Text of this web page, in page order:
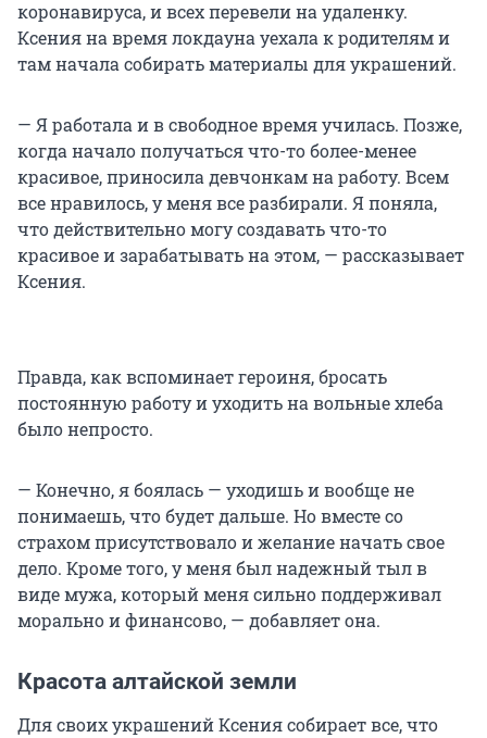
коронавируса, и всех перевели на удаленку.
Ксения на время локдауна уехала к родителям и
там начала собирать материалы для украшений.
— Я работала и в свободное время училась. Позже,
когда начало получаться что-то более-менее
красивое, приносила девчонкам на работу. Всем
все нравилось, у меня все разбирали. Я поняла,
что действительно могу создавать что-то
красивое и зарабатывать на этом, — рассказывает
Ксения.
Правда, как вспоминает героиня, бросать
постоянную работу и уходить на вольные хлеба
было непросто.
— Конечно, я боялась — уходишь и вообще не
понимаешь, что будет дальше. Но вместе со
страхом присутствовало и желание начать свое
дело. Кроме того, у меня был надежный тыл в
виде мужа, который меня сильно поддерживал
морально и финансово, — добавляет она.
Красота алтайской земли
Для своих украшений Ксения собирает все, что